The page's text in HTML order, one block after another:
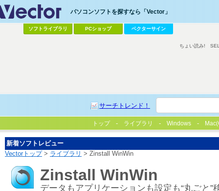
パソコンソフトを探すなら「Vector」
ソフトライブラリ PCショップ ベクターサイン
サーチトレンド！
ちょい読み!
トップ ライブラリ Windows
新着ソフトレビュー
Vectorトップ> ライブラリ > Zinstall WinWin
Zinstall WinWin
データもアプリケーションも設定も“丸ごと